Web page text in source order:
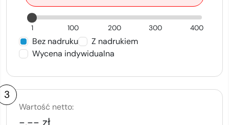
1 100 200 300 400
Bez nadruku
Z nadrukiem
Wycena indywidualna
3
Wartość netto: